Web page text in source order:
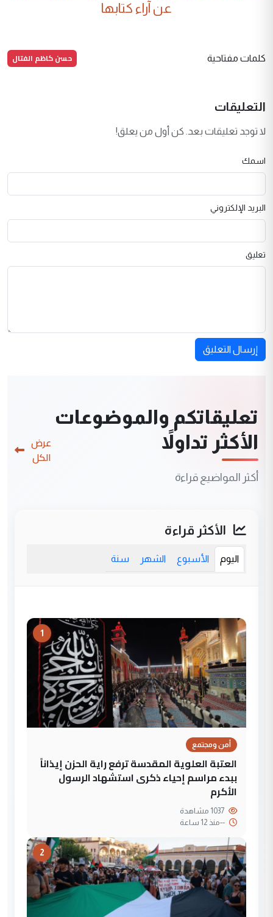
عن آراء كتابها
كلمات مفتاحية حسن كاظم الفتال
التعليقات
لا توجد تعليقات بعد. كن أول من يعلق!
اسمك
البريد الإلكتروني
تعليق
إرسال التعليق
تعليقاتكم والموضوعات
الأكثر تداولاً
أكثر المواضيع قراءة
عرض
الكل
الأكثر قراءة
اليوم الأسبوع الشهر سنة
1
أمن ومجتمع
العتبة العلوية المقدسة ترفع راية الحزن إيذاناً
ببدء مراسم إحياء ذكرى استشهاد الرسول
الأكرم
--منذ 12 ساعة
2